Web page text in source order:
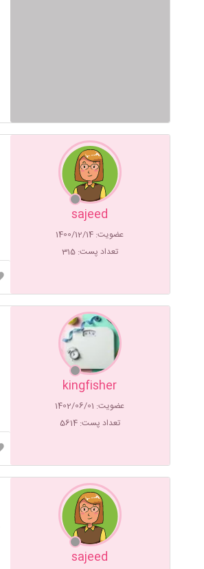
sajeed
عضویت: 1400/12/14
تعداد پست: 315
kingfisher
عضویت: 1402/06/01
تعداد پست: 5614
sajeed